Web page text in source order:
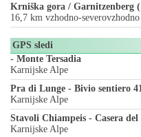
Krniška gora / Garnitzenberg
16,7 km vzhodno-severovzhodno
GPS sledi
- Monte Tersadia
Karnijske Alpe
Pra di Lunge - Bivio sentiero
Karnijske Alpe
Stavoli Chiampeis - Casera
Karnijske Alpe